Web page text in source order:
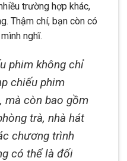
trường hợp khác,
Thậm chí, bạn còn có
nghĩ.
phim không chỉ
chiếu phim
mà còn bao gồm
trà, nhà hát
chương trình
có thể là đối